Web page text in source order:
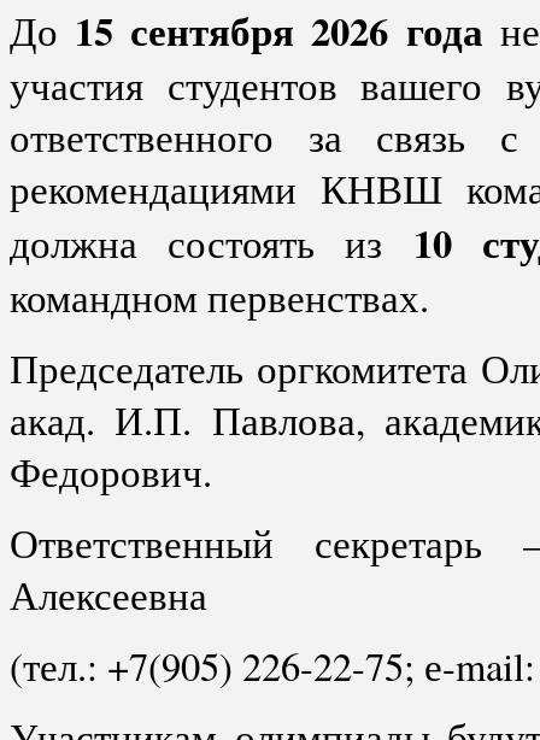
До 15 сентября 2026 года
участия студентов вашего
ответственного за связь
рекомендациями КНВШ
должна состоять из 10
командном первенствах.
Председатель оргкомитета
акад. И.П. Павлова,
Федорович.
Ответственный
Алексеевна
(тел.: +7(905) 226-22-75; е-